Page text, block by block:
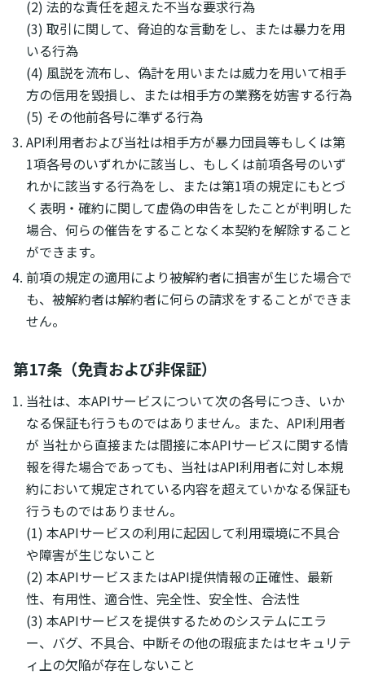
(2) 法的な責任を超えた不当な要求行為
(3) 取引に関して、脅迫的な言動をし、または暴力を用
いる行為
(4) 風説を流布し、偽計を用いまたは威力を用いて相手
方の信用を毀損し、または相手方の業務を妨害する行為
(5) その他前各号に準ずる行為
API利用者および当社は相手方が暴力団員等もしくは第
1項各号のいずれかに該当し、もしくは前項各号のいず
れかに該当する行為をし、または第1項の規定にもとづ
く表明・確約に関して虚偽の申告をしたことが判明した
場合、何らの催告をすることなく本契約を解除すること
ができます。
前項の規定の適用により被解約者に損害が生じた場合で
も、被解約者は解約者に何らの請求をすることができま
せん。
第17条（免責および非保証）
当社は、本APIサービスについて次の各号につき、いか
なる保証も行うものではありません。また、API利用者
が 当社から直接または間接に本APIサービスに関する情
報を得た場合であっても、当社はAPI利用者に対し本規
約において規定されている内容を超えていかなる保証も
行うものではありません。
(1) 本APIサービスの利用に起因して利用環境に不具合
や障害が生じないこと
(2) 本APIサービスまたはAPI提供情報の正確性、最新
性、有用性、適合性、完全性、安全性、合法性
(3) 本APIサービスを提供するためのシステムにエラ
ー、バグ、不具合、中断その他の瑕疵またはセキュリテ
ィ上の欠陥が存在しないこと